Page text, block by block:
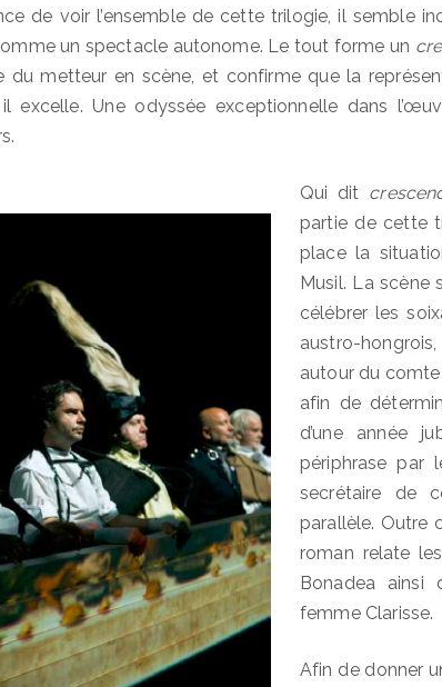
de voir l’ensemble de cette trilogie, il semble
un spectacle autonome. Le tout forme un
du metteur en scène, et confirme que la
excelle. Une odyssée exceptionnelle dans
Qui dit
partie de cette
place la
Musil. La scène
célébrer les
austro-
autour du
afin de
d’une année
périphrase par
secrétaire de
parallèle. Outre
roman relate
Bonadea
femme Clarisse.
Afin de donner